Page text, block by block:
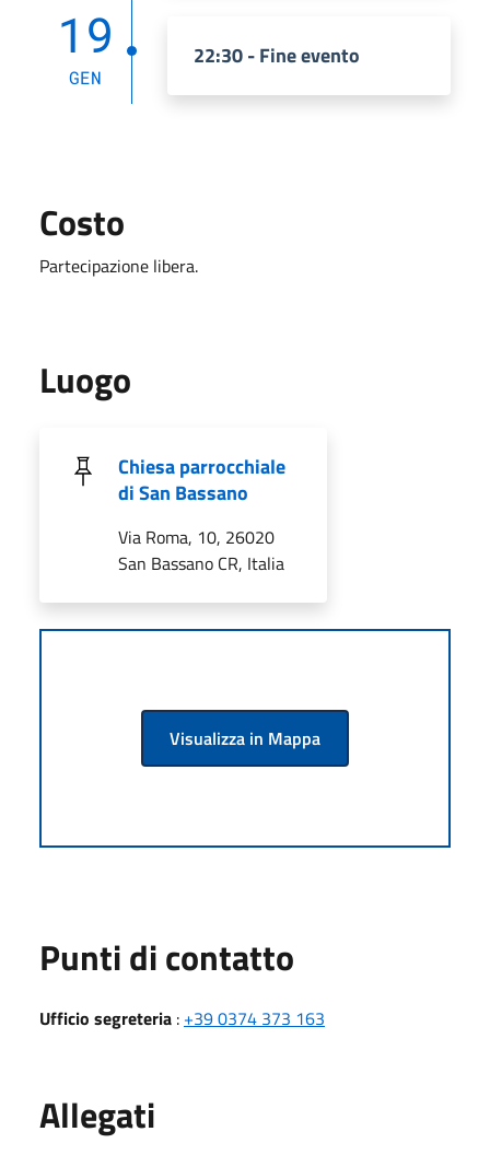
19
GEN
22:30 - Fine evento
Costo
Partecipazione libera.
Luogo
Chiesa parrocchiale
di San Bassano
Via Roma, 10, 26020
San Bassano CR, Italia
Visualizza in Mappa
Punti di contatto
Ufficio segreteria : +39 0374 373 163
Allegati